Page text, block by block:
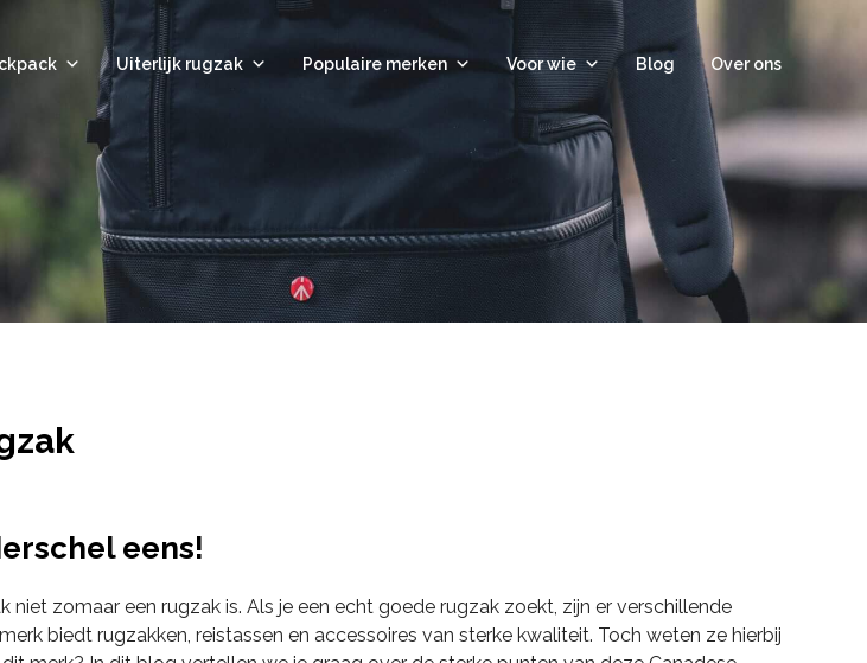
Uiterlijk rugzak Populaire merken Voor wie Blog Over ons
eens!
zomaar een rugzak is. Als je een echt goede rugzak zoekt, zijn er verschillende
biedt rugzakken, reistassen en accessoires van sterke kwaliteit. Toch weten ze hierbij